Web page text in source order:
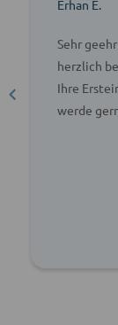
Erhan E.
Sehr
herzlich
Ihre
werde